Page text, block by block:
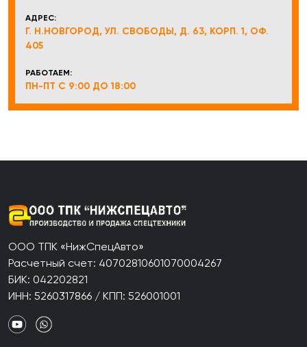
АДРЕС:
Г. Н.НОВГОРОД, УЛ. СВОБОДЫ, Д. 63, КОРП. 1, ОФ.
405
РАБОТАЕМ:
ПН-ПТ С 9:00 ДО 18:00
ООО ТПК «НижСпецАвто»
Расчетный счет: 40702810601070004267
БИК: 042202821
ИНН: 5260317866 / КПП: 526001001